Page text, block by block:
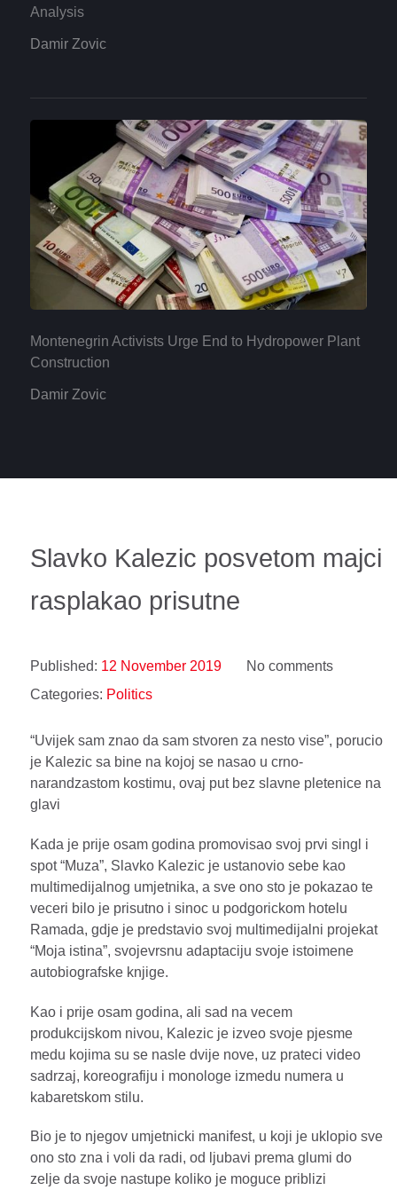
Analysis
Damir Zovic
Montenegrin Activists Urge End to Hydropower Plant
Construction
Damir Zovic
Slavko Kalezic posvetom majci
rasplakao prisutne
Published: 12 November 2019
No comments
Categories: Politics
“Uvijek sam znao da sam stvoren za nesto vise”, porucio
je Kalezic sa bine na kojoj se nasao u crno-
narandzastom kostimu, ovaj put bez slavne pletenice na
glavi
Kada je prije osam godina promovisao svoj prvi singl i
spot “Muza”, Slavko Kalezic je ustanovio sebe kao
multimedijalnog umjetnika, a sve ono sto je pokazao te
veceri bilo je prisutno i sinoc u podgorickom hotelu
Ramada, gdje je predstavio svoj multimedijalni projekat
“Moja istina”, svojevrsnu adaptaciju svoje istoimene
autobiografske knjige.
Kao i prije osam godina, ali sad na vecem
produkcijskom nivou, Kalezic je izveo svoje pjesme
medu kojima su se nasle dvije nove, uz prateci video
sadrzaj, koreografiju i monologe izmedu numera u
kabaretskom stilu.
Bio je to njegov umjetnicki manifest, u koji je uklopio sve
ono sto zna i voli da radi, od ljubavi prema glumi do
zelje da svoje nastupe koliko je moguce priblizi